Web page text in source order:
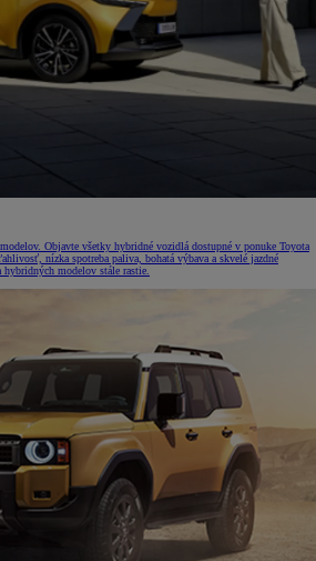
Objavte všetky hybridné vozidlá dostupné v ponuke Toyota
nízka spotreba paliva, bohatá výbava a skvelé jazdné
modelov stále rastie.